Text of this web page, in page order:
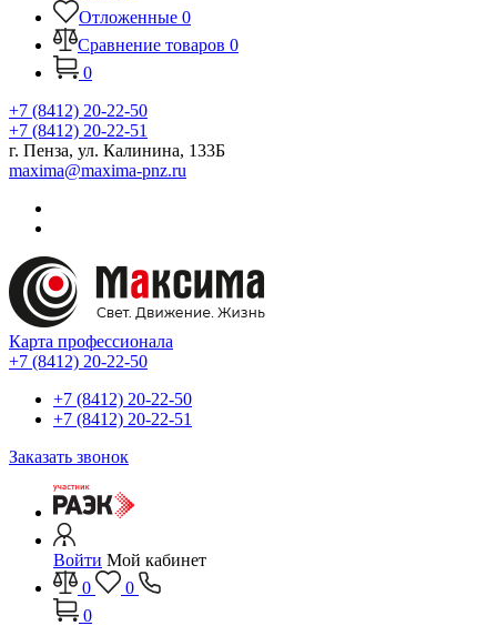
Отложенные 0
Сравнение товаров 0
0
+7 (8412) 20-22-50
+7 (8412) 20-22-51
г. Пенза, ул. Калинина, 133Б
maxima@maxima-pnz.ru
Карта профессионала
+7 (8412) 20-22-50
+7 (8412) 20-22-50
+7 (8412) 20-22-51
Заказать звонок
Войти Мой кабинет
0
0
0